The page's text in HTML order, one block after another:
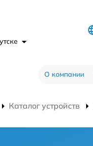
О компании
Каталог устройств